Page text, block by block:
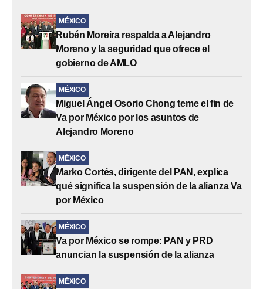
MÉXICO
Rubén Moreira respalda a Alejandro
Moreno y la seguridad que ofrece el
gobierno de AMLO
MÉXICO
Miguel Ángel Osorio Chong teme el fin de
Va por México por los asuntos de
Alejandro Moreno
MÉXICO
Marko Cortés, dirigente del PAN, explica
qué significa la suspensión de la alianza Va
por México
MÉXICO
Va por México se rompe: PAN y PRD
anuncian la suspensión de la alianza
MÉXICO